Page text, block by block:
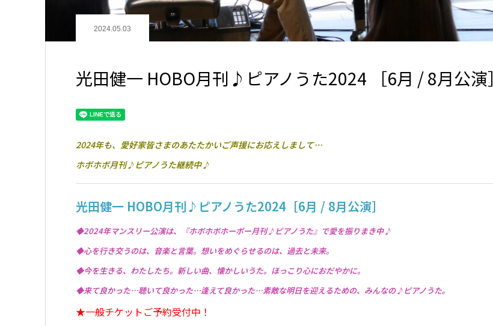
2024.05.03
光田健一 HOBO月刊♪ピアノうた2024 ［6月 / 8月公演］
2024年も、愛好家皆さまのあたたかいご声援にお応えしまして…
ホボホボ月刊♪ピアノうた継続中♪
光田健一 HOBO月刊♪ピアノうた2024［6月 / 8月公演］
◆2024年マンスリー公演は、『ホボホボホーボー月刊♪ピアノうた』で愛を振りまき中♪
◆心を行き交うのは、音楽と言葉。想いをめぐらせるのは、過去と未来。
◆今を生きる、わたしたち。新しい曲、懐かしいうた。ほっこり心におだやかに。
◆来て良かった…聴いて良かった…逢えて良かった…素敵な明日を迎えるための、みんなの♪ピアノうた。
★一般チケットご予約受付中！